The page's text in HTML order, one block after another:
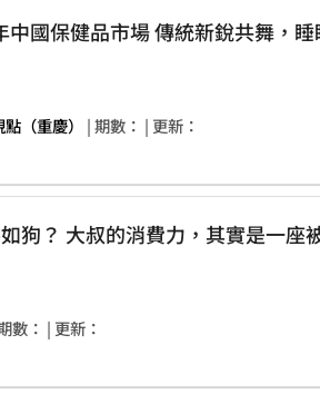
2025上半年中國保健品市場 傳統新
（重慶） | 期數： | 更新：
狗？ 大叔的消費力，其實是一座
數： | 更新：